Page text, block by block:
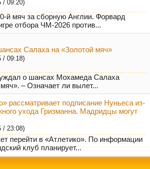
/ 09:20)
й мяч за сборную Англии. Форвард
отбора ЧМ-2026 против...
Салаха на «Золотой мяч»
/ 09:18)
о шансах Мохамеда Салаха
– Означает ли вылет...
рассматривает подписание Нуньеса из-
ухода Гризманна. Мадридцы могут
/ 23:08)
перейти в «Атлетико». По информации
клуб планирует...